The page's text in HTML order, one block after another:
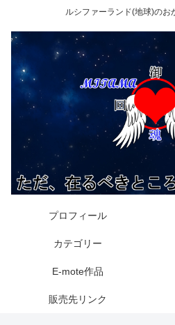
ルシファーランド(地球)のお
プロフィール
カテゴリー
E-mote作品
販売先リンク